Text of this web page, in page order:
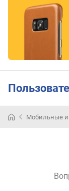
е
T
u
u
eМобильные и